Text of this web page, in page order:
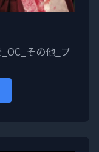
その他_プ